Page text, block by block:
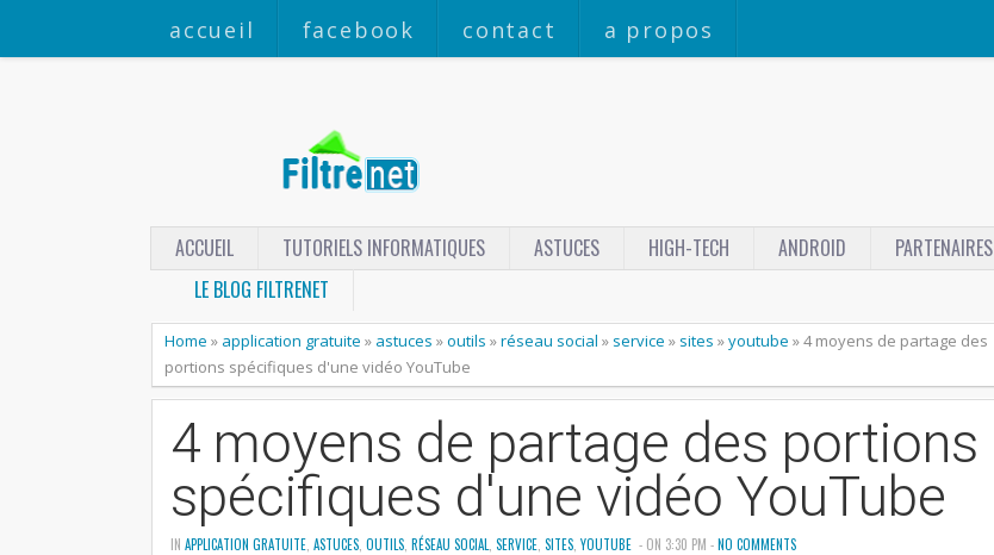
accueil facebook contact a propos
ACCUEIL TUTORIELS INFORMATIQUES ASTUCES HIGH-TECH ANDROID PARTENAIRES
LE BLOG FILTRENET
Home » application gratuite » astuces »outils »réseau social » service » sites »youtube »4 moyens de partage des
portions spécifiques d'une vidéo YouTube
4 moyens de partage des portions
spécifiques d'une vidéo YouTube
IN APPLICATION GRATUITE ASTUCES OUTILS RÉSEAU SOCIAL SERVICE SITES YOUTUBE - ON 3:30 PM -NO COMMENTS